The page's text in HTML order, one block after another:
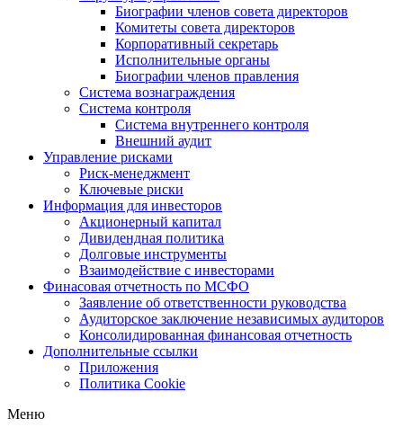
Биографии членов совета директоров
Комитеты совета директоров
Корпоративный секретарь
Исполнительные органы
Биографии членов правления
Система вознаграждения
Система контроля
Система внутреннего контроля
Внешний аудит
Управление рисками
Риск-менеджмент
Ключевые риски
Информация для инвесторов
Акционерный капитал
Дивидендная политика
Долговые инструменты
Взаимодействие с инвеcторами
Финасовая отчетность по МСФО
Заявление об ответственности руководства
Аудиторское заключение независимых аудиторов
Консолидированная финансовая отчетность
Дополнительные ссылки
Приложения
Политика Cookie
Меню